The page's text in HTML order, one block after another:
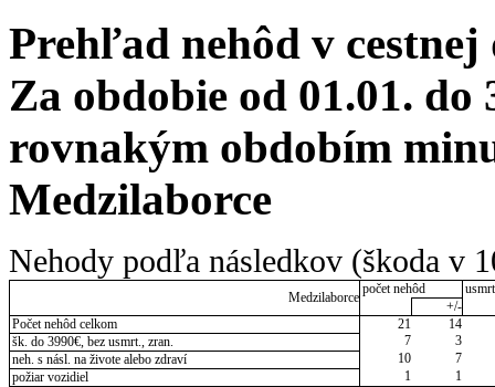
Prehľad nehôd v cestnej
Za obdobie od 01.01. do
rovnakým obdobím
Medzilaborce
Nehody podľa následkov (škoda v
Medzilaborce
počet nehôd
+/-
Počet nehôd celkom
21
14
šk. do 3990€, bez usmrt., zran.
7
3
neh. s násl. na živote alebo zdraví
10
7
požiar vozidiel
1 1